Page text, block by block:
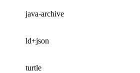
java-archive
ld+json
turtle